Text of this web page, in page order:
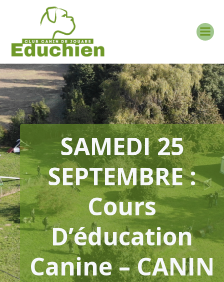
SAMEDI 25
SEPTEMBRE :
Cours
D’éducation
Canine – CANIN